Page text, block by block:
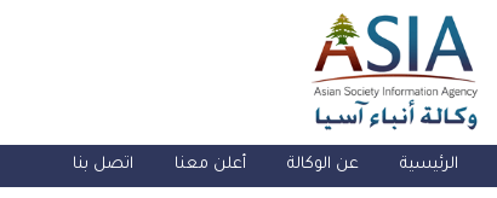
الرئيسية عن الوكالة أعلن معنا اتصل بنا